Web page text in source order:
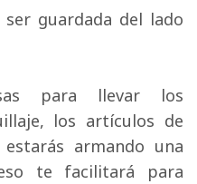
guardada del lado
para llevar los
los artículos de
armando una
te facilitará para